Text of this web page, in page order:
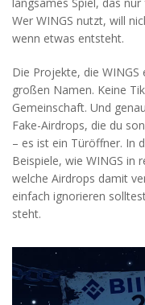
Wer WINGS nutzt, will
wenn etwas entsteht.
Die Projekte, die
großen Namen. Keine
Gemeinschaft. Und
Fake-Airdrops, die du
– es ist ein Türöffner. In
Beispiele, wie WINGS in
welche Airdrops damit
einfach ignorieren
steht.